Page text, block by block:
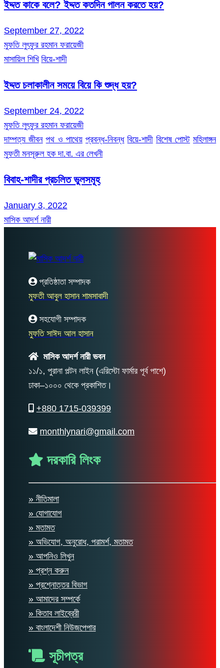
ইদ্দত কাকে বলে? ইদ্দত কতদিন পালন করতে হয়?
September 27, 2022
মুফতি লুৎফুর রহমান ফরায়েজী
মাসায়িল শিখি বিয়ে-শাদী
ইদ্দত চলাকালীন সময়ে বিয়ে কি শুদ্ধ হয়?
September 24, 2022
মুফতি লুৎফুর রহমান ফরায়েজী
দাম্পত্য জীবন পথ ও পাথেয় প্রবন্ধ-নিবন্ধ বিয়ে-শাদী বিশেষ পোস্ট মহিলাঙ্গন
মুফতী মনসূরুল হক দা.বা. এর লেখনী
বিবাহ-শাদীর প্রচলিত ভুলসমূহ
January 3, 2022
মাসিক আদর্শ নারী
প্রতিষ্ঠাতা সম্পাদক
মুফতী আবুল হাসান শামসাবাদী
সহযোগী সম্পাদক
মুফতি সাঈদ আল হাসান
মাসিক আদর্শ নারী ভবন
১১/১, পুরানা পল্টন লাইন (এরিস্টো ফার্মার পূর্ব পাশে)
ঢাকা–১০০০ থেকে প্রকাশিত।
+880 1715-039399
monthlynari@gmail.com
দরকারি লিংক
» নীতিমালা
» যোগাযোগ
» মতামত
» অভিযোগ, অনুরোধ, পরামর্শ, মতামত
» আপনিও লিখুন
» প্রশ্ন করুন
» প্রশ্নোত্তর বিভাগ
» আমাদের সম্পর্কে
» কিতাব লাইব্রেরী
» বাংলাদেশী নিউজপেপার
সূচীপত্র